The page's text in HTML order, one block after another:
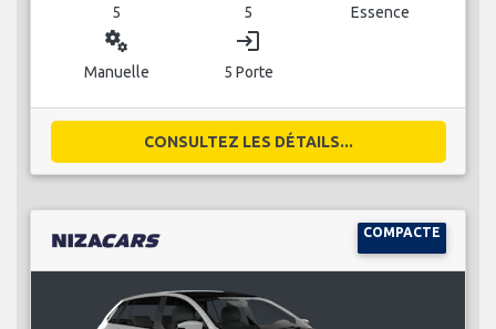
5 5 Essence
miscellaneous_services
Manuelle
login
5 Porte
CONSULTEZ LES DÉTAILS...
COMPACTE